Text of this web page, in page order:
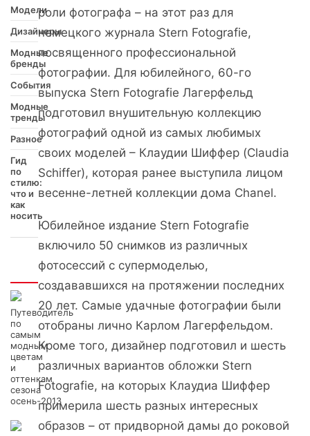
Модели
Дизайнеры
Модные
бренды
События
Модные
тренды
Разное
Гид
по
стилю:
что и
как
носить
Интересно
Путеводитель
по
самым
модным
цветам
и
оттенкам
сезона
осень-2013
роли фотографа – на этот раз для
немецкого журнала Stern Fotografie,
посвященного профессиональной
фотографии. Для юбилейного, 60-го
выпуска Stern Fotografie Лагерфельд
подготовил внушительную коллекцию
фотографий одной из самых любимых
своих моделей – Клаудии Шиффер (Claudia
Schiffer), которая ранее выступила лицом
весенне-летней коллекции дома Chanel.
Юбилейное издание Stern Fotografie
включило 50 снимков из различных
фотосессий с супермоделью,
создававшихся на протяжении последних
20 лет. Самые удачные фотографии были
отобраны лично Карлом Лагерфельдом.
Кроме того, дизайнер подготовил и шесть
различных вариантов обложки Stern
Fotografie, на которых Клаудиа Шиффер
примерила шесть разных интересных
образов – от придворной дамы до роковой